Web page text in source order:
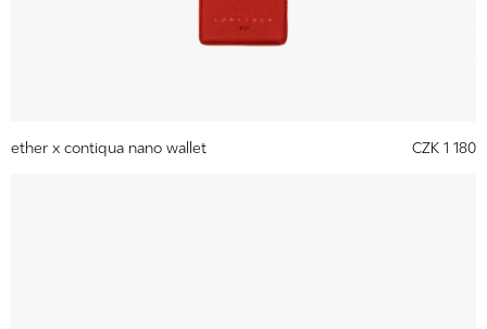
ether x contiqua nano wallet CZK 1 180